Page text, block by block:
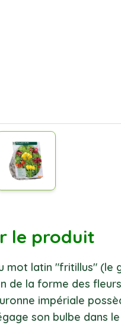
le produit
mot latin "fritillus" (le
de la forme des
impériale
son bulbe dans